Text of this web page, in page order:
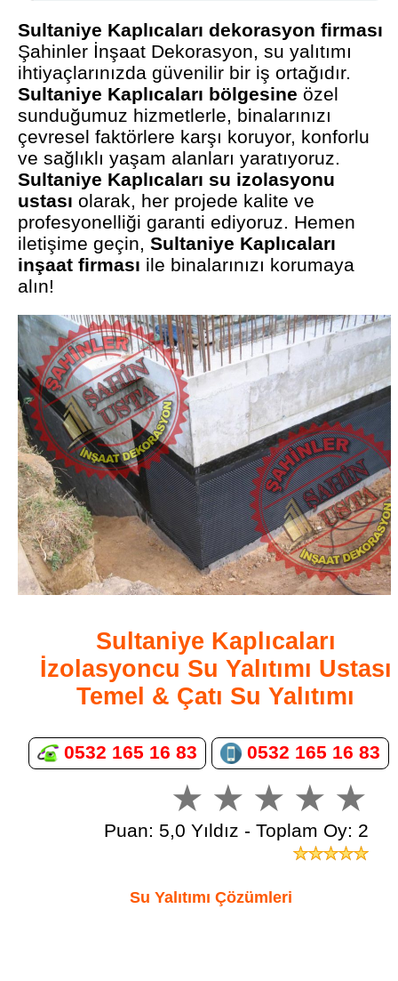
Sultaniye Kaplıcaları dekorasyon firması
Şahinler İnşaat Dekorasyon, su yalıtımı
ihtiyaçlarınızda güvenilir bir iş ortağıdır.
Sultaniye Kaplıcaları bölgesine özel
sunduğumuz hizmetlerle, binalarınızı
çevresel faktörlere karşı koruyor, konforlu
ve sağlıklı yaşam alanları yaratıyoruz.
Sultaniye Kaplıcaları su izolasyonu
ustası olarak, her projede kalite ve
profesyonelliği garanti ediyoruz. Hemen
iletişime geçin,Sultaniye Kaplıcaları
inşaat firması ile binalarınızı korumaya
alın!
Sultaniye Kaplıcaları
İzolasyoncu Su Yalıtımı Ustası
Temel & Çatı Su Yalıtımı
0532 165 16 83 0532 165 16 83
Puan: 5,0 Yıldız - Toplam Oy: 2
Su Yalıtımı Çözümleri